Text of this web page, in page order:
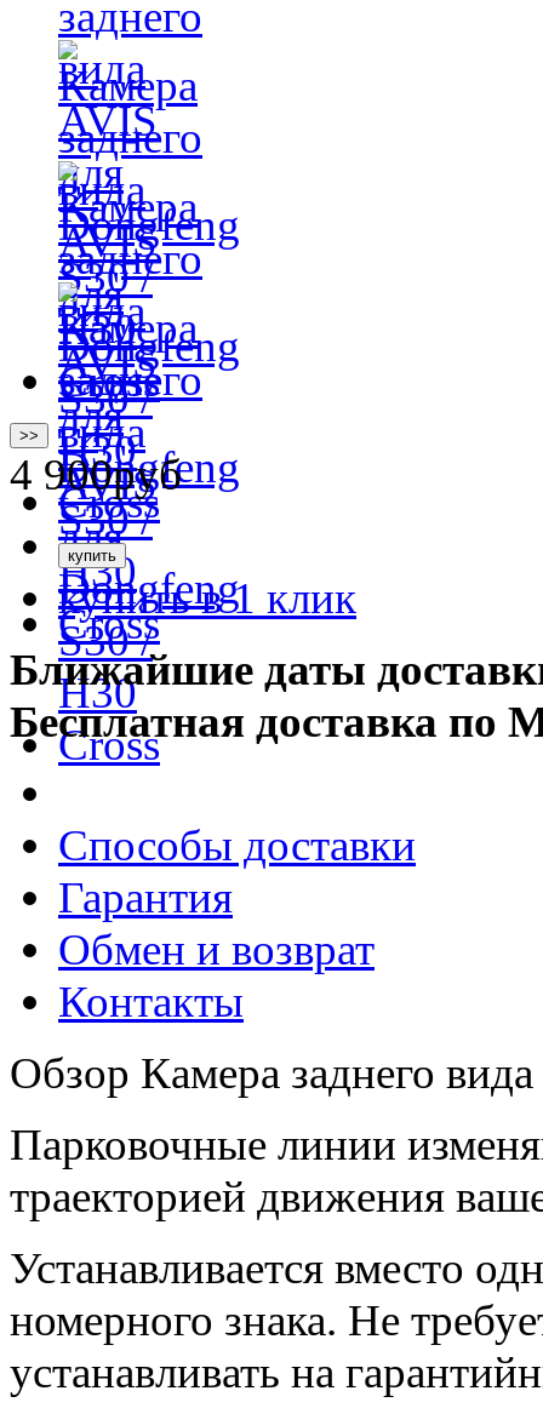
>>
4 900руб
купить в 1 клик
Ближайшие даты
Бесплатная доставка по
Способы доставки
Гарантия
Обмен и возврат
Контакты
Обзор Камера заднего
Парковочные линии
траекторией движения
Устанавливается вместо
номерного знака. Не
устанавливать на